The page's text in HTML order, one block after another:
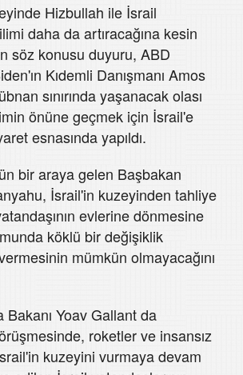
Hizbullah ile İsrail
daha da artıracağına kesin
söz konusu duyuru, ABD
Kıdemli Danışmanı Amos
sınırında yaşanacak olası
önüne geçmek için İsrail'e
esnasında yapıldı.
bir araya gelen Başbakan
İsrail'in kuzeyinden tahliye
evlerine dönmesine
köklü bir değişiklik
mümkün olmayacağını
Bakanı Yoav Gallant da
roketler ve insansız
kuzeyini vurmaya devam